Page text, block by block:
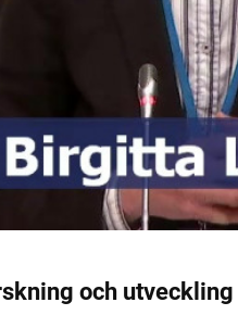
och utveckling